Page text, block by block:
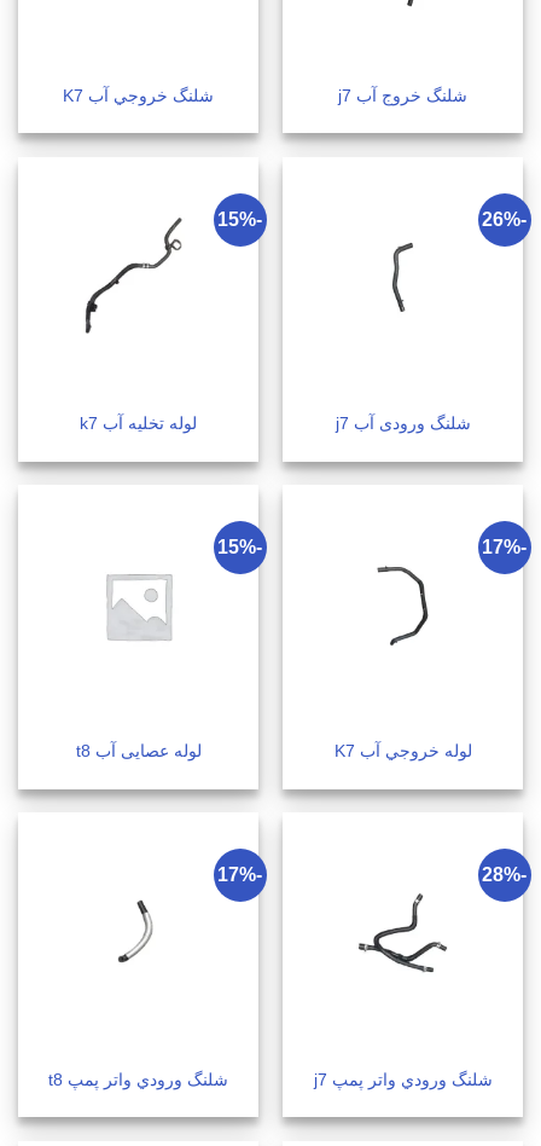
شلنگ خروج آب j7 شلنگ خروجي آب K7
-26%
شلنگ ورودی آب j7
-15%
لوله تخليه آب k7
-17%
لوله خروجي آب K7
-15%
لوله عصایی آب t8
-28%
شلنگ ورودي واتر پمپ j7
-17%
شلنگ ورودي واتر پمپ t8